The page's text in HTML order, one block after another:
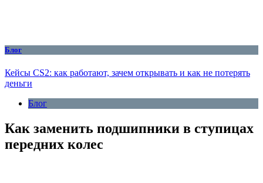
Блог
Кейсы CS2: как работают, зачем открывать и как не потерять
деньги
Блог
Как заменить подшипники в ступицах
передних колес